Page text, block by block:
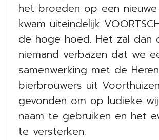
het broeden op een nieuwe
kwam uiteindelijk
de hoge hoed. Het zal dan
niemand verbazen dat we
samenwerking met de Heren
bierbrouwers uit
gevonden om op ludieke
naam te gebruiken en het
te versterken.